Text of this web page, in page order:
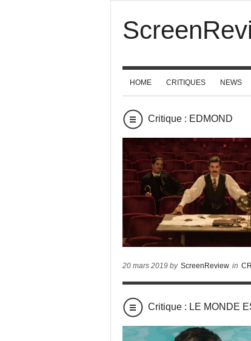
HOME CRITIQUES NEWS
Critique : EDMOND
20 mars 2019 by ScreenReview in
Critique : LE MONDE